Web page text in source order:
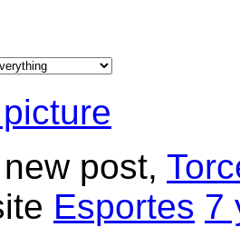
post,
Esportes 7